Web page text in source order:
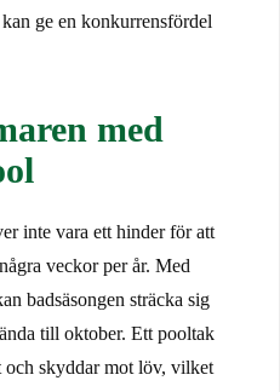
ge en konkurrensfördel
med
inte vara ett hinder för att
veckor per år. Med
badsäsongen sträcka sig
till oktober. Ett pooltak
och skyddar mot löv, vilket